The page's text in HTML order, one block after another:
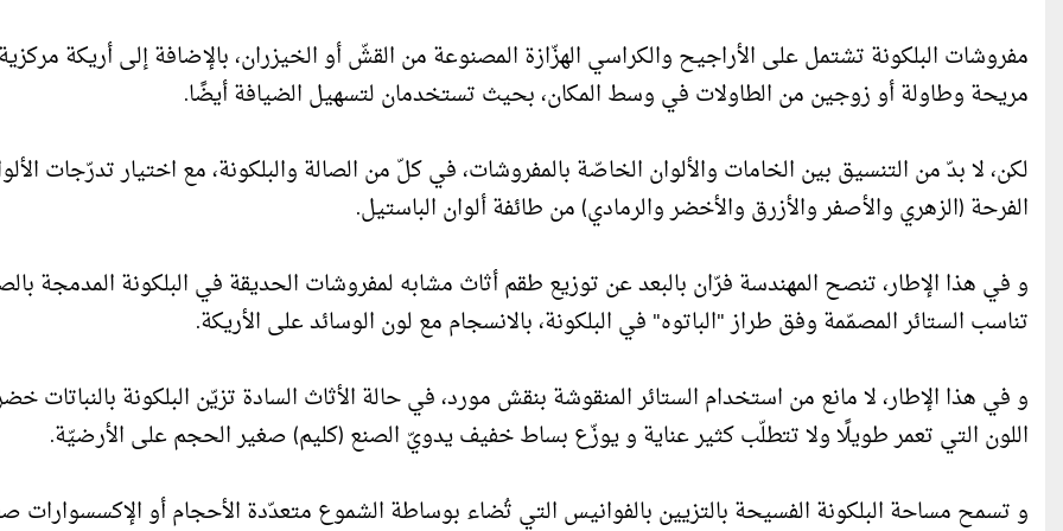
مفروشات البلكونة تشتمل على الأراجيح والكراسي الهزّازة المصنوعة من القشّ أو الخيزران، بالإضافة إلى أريكة مركزية
مريحة وطاولة أو زوجين من الطاولات في وسط المكان، بحيث تستخدمان لتسهيل الضيافة أيضًا.
لكن، لا بدّ من التنسيق بين الخامات والألوان الخاصّة بالمفروشات، في كلّ من الصالة والبلكونة، مع اختيار تدرّجات
الفرحة (الزهري والأصفر والأزرق والأخضر والرمادي) من طائفة ألوان الباستيل.
و في هذا الإطار، تنصح المهندسة فرّان بالبعد عن توزيع طقم أثاث مشابه لمفروشات الحديقة في البلكونة المدمجة
تناسب الستائر المصمّمة وفق طراز "الباتوه" في البلكونة، بالانسجام مع لون الوسائد على الأريكة.
و في هذا الإطار، لا مانع من استخدام الستائر المنقوشة بنقش مورد، في حالة الأثاث السادة تزيّن البلكونة بالنباتات
اللون التي تعمر طويلًا ولا تتطلّب كثير عناية و يوزّع بساط خفيف يدويّ الصنع (كليم) صغير الحجم على الأرضيّة.
و تسمح مساحة البلكونة الفسيحة بالتزيين بالفوانيس التي تُضاء بوساطة الشموع متعدّدة الأحجام أو الإكسسوارات